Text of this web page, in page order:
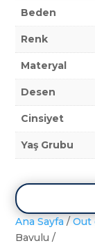
Beden
Renk
Materyal
Desen
Cinsiyet
Yaş Grubu
Ana Sayfa /Out
Bavulu /